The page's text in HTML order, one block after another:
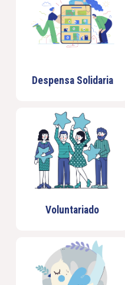
Despensa Solidaria
Voluntariado